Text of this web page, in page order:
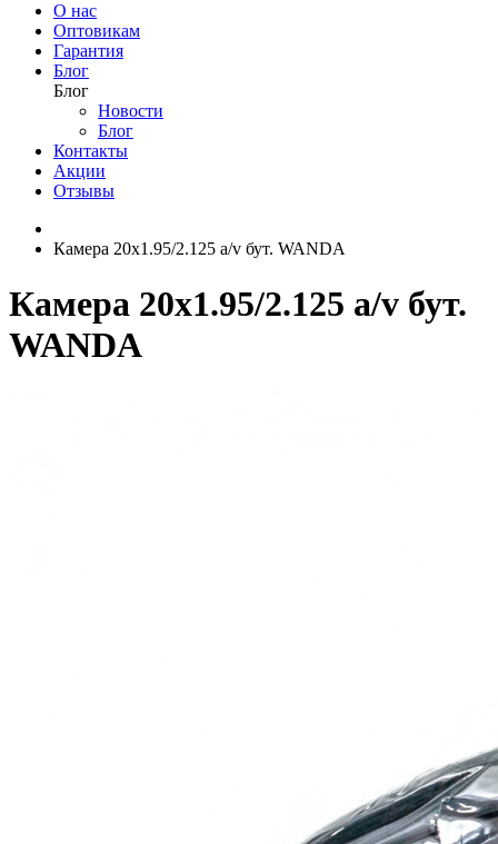
О нас
Оптовикам
Гарантия
Блог
Блог
Новости
Блог
Контакты
Акции
Отзывы
Камера 20x1.95/2.125 a/v бут. WANDA
Камера 20x1.95/2.125 a/v бут.
WANDA